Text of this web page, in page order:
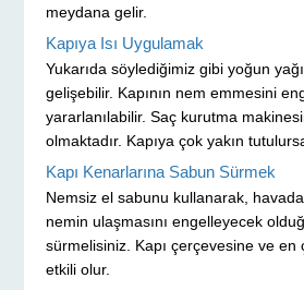
meydana gelir.
Kapıya Isı Uygulamak
Yukarıda söylediğimiz gibi yoğun
gelişebilir. Kapının nem emmesini
yararlanılabilir. Saç kurutma
olmaktadır. Kapıya çok yakın
Kapı Kenarlarına Sabun Sürmek
Nemsiz el sabunu kullanarak,
nemin ulaşmasını engelleyecek
sürmelisiniz. Kapı çerçevesine ve en
etkili olur.